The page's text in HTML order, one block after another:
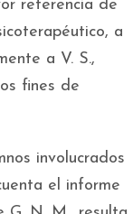
referencia de
a
a V. S.,
fines de
involucrados
el informe